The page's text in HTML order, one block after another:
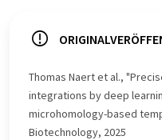
Thomas Naert et al.,
integrations by deep
microhomology-based
Biotechnology, 2025